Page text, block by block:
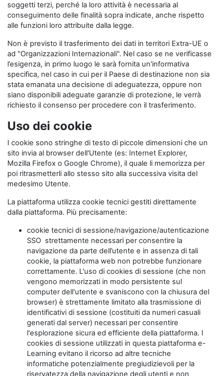
soggetti terzi, perché la loro attività è necessaria al
conseguimento delle finalità sopra indicate, anche rispetto
alle funzioni loro attribuite dalla legge.
Non è previsto il trasferimento dei dati in territori Extra-UE o
ad "Organizzazioni Internazionali". Nel caso se ne verificasse
l’esigenza, in primo luogo le sarà fornita un'informativa
specifica, nel caso in cui per il Paese di destinazione non sia
stata emanata una decisione di adeguatezza, oppure non
siano disponibili adeguate garanzie di protezione, le verrà
richiesto il consenso per procedere con il trasferimento.
Uso dei cookie
I cookie sono stringhe di testo di piccole dimensioni che un
sito invia al browser dell'Utente (es: Internet Explorer,
Mozilla Firefox o Google Chrome), il quale li memorizza per
poi ritrasmetterli allo stesso sito alla successiva visita del
medesimo Utente.
La piattaforma utilizza cookie tecnici gestiti direttamente
dalla piattaforma. Più precisamente:
cookie tecnici di sessione/navigazione/autenticazione
SSO strettamente necessari per consentire la
navigazione da parte dell’utente e in assenza di tali
cookie, la piattaforma web non potrebbe funzionare
correttamente. L'uso di cookies di sessione (che non
vengono memorizzati in modo persistente sul
computer dell'utente e svaniscono con la chiusura del
browser) è strettamente limitato alla trasmissione di
identificativi di sessione (costituiti da numeri casuali
generati dal server) necessari per consentire
l'esplorazione sicura ed efficiente della piattaforma. I
cookies di sessione utilizzati in questa piattaforma e-
Learning evitano il ricorso ad altre tecniche
informatiche potenzialmente pregiudizievoli per la
riservatezza della navigazione degli utenti e non